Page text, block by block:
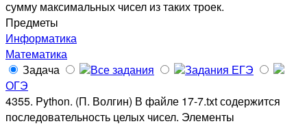
сумму максимальных чисел из таких троек.
Предметы
Информатика
Математика
Задача
Все задания
Задания ЕГЭ
ОГЭ
4355. Python. (П. Волгин) В файле 17-7.txt содержится
последовательность целых чисел. Элементы